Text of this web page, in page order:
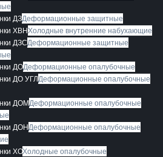
ДЗДеформационные защитные
ХВНХолодные внутренние набухающие
ДЗСДеформационные защитные
ДОДеформационные опалубочные
ДО УГЛДеформационные опалубочные
ДОМДеформационные опалубочные
ДОНДеформационные опалубочные
ХОХолодные опалубочные